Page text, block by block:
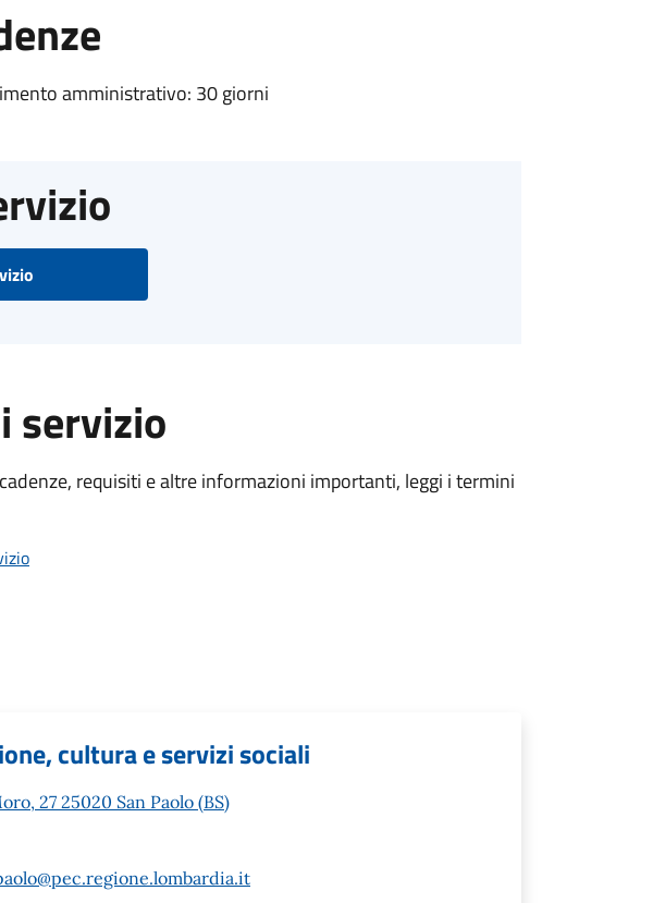
amministrativo: 30 giorni
servizio
requisiti e altre informazioni importanti, leggi i termini
cultura e servizi sociali
27 25020 San Paolo (BS)